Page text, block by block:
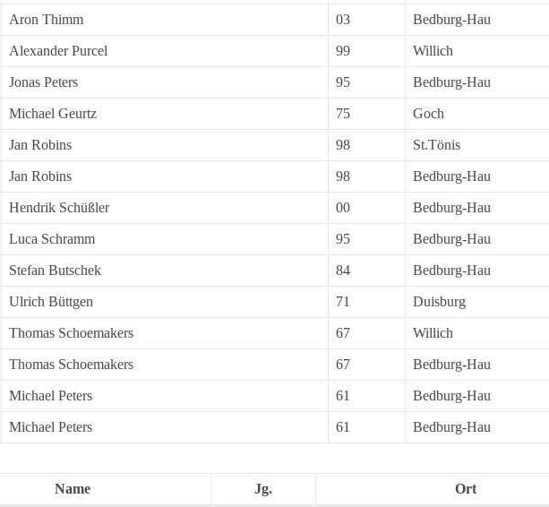
Aron Thimm 03 Bedburg-Hau
Alexander Purcel 99 Willich
Jonas Peters 95 Bedburg-Hau
Michael Geurtz 75 Goch
Jan Robins 98 St.Tönis
Jan Robins 98 Bedburg-Hau
Hendrik Schüßler 00 Bedburg-Hau
Luca Schramm 95 Bedburg-Hau
Stefan Butschek 84 Bedburg-Hau
Ulrich Büttgen 71 Duisburg
Thomas Schoemakers 67 Willich
Thomas Schoemakers 67 Bedburg-Hau
Michael Peters 61 Bedburg-Hau
Michael Peters 61 Bedburg-Hau
Name Jg. Ort